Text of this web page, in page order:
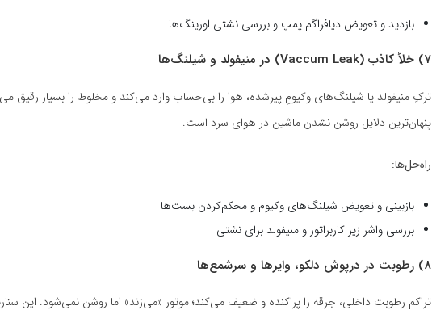
بازدید و تعویض دیافراگم پمپ و بررسی نشتی اورینگ‌ها
۷) خلأ کاذب (Vaccum Leak) در منیفولد و شیلنگ‌ها
ترکِ منیفولد یا شیلنگ‌های وکیومِ پیرشده، هوا را بی‌حساب وارد می‌کند و مخلوط را بسیار رقیق
پنهان‌ترین دلایل روشن نشدن ماشین در هوای سرد است.
راه‌حل‌ها:
بازبینی و تعویض شیلنگ‌های وکیوم و محکم‌کردن بست‌ها
بررسی واشر زیر کاربراتور و منیفولد برای نشتی
۸) رطوبت در درپوش دلکو، وایرها و سرشمع‌ها
تراکم رطوبت داخلی، جرقه را پراکنده و ضعیف می‌کند؛ موتور «می‌زند» اما روشن نمی‌شود. این